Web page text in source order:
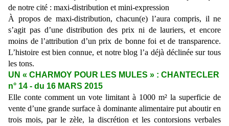
de notre cité : maxi-distribution et mini-expression
À propos de maxi-distribution, chacun(e) l’aura compris, il ne
s’agit pas d’une distribution des prix ni de lauriers, et encore
moins de l’attribution d’un prix de bonne foi et de transparence.
L’histoire est bien connue, et notre blog l’a déjà déclinée sur tous
les tons.
UN « CHARMOY POUR LES MULES » : CHANTECLER
n° 14 - du 16 MARS 2015
Elle conte comment un vote limitant à 1000 m² la superficie de
vente d’une grande surface à dominante alimentaire put aboutir en
trois mois, par le zèle, la discrétion et les contorsions verbales